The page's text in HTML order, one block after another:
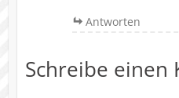
Antworten
Schreibe einen